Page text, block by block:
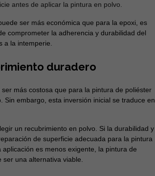
antes de aplicar la pintura en polvo.
ser más económica que para la epoxi, es
comprometer la adherencia y durabilidad del
a la intemperie.
duradero
más costosa que para la pintura de poliéster
embargo, esta inversión inicial se traduce en
un recubrimiento en polvo. Si la durabilidad y
de superficie adecuada para la pintura
es menos exigente, la pintura de
una alternativa viable.